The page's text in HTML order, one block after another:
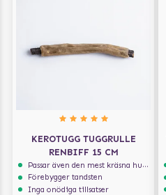
KEROTUGG TUGGRULLE
RENBIFF 15 CM
Passar även den mest kräsna hunden
Förebygger tandsten
Inga onödiga tillsatser